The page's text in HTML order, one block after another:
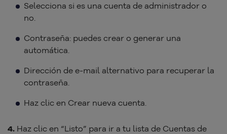
Selecciona si es una cuenta de administrador o
no.
Contraseña: puedes crear o generar una
automática.
Dirección de e-mail alternativo para recuperar la
contraseña.
Haz clic en Crear nueva cuenta.
4. Haz clic en “Listo” para ir a tu lista de Cuentas de